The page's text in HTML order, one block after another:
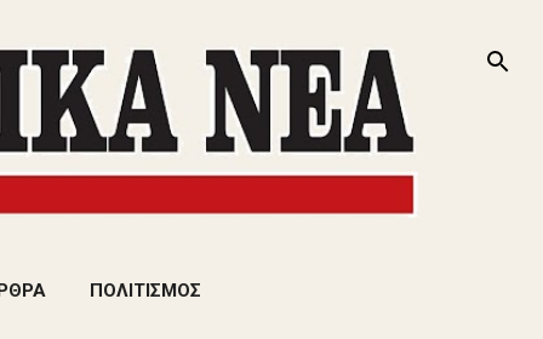
ΠΟΛΙΤΙΣΜΟΣ